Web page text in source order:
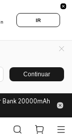
IR
Continuar
Bank 20000mAh